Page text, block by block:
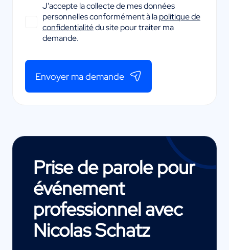
J'accepte la collecte de mes données
personnelles conformément à lapolitique de
confidentialitédu site pour traiter ma
demande.
Envoyer ma demande
Prise de parole pour
événement
professionnel avec
Nicolas Schatz